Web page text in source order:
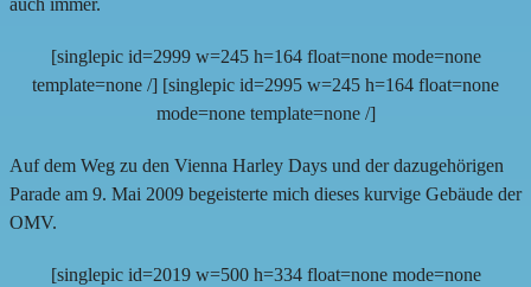
auch immer.
[singlepic id=2999 w=245 h=164 float=none mode=none
template=none /] [singlepic id=2995 w=245 h=164 float=none
mode=none template=none /]
Auf dem Weg zu den Vienna Harley Days und der dazugehörigen
Parade am 9. Mai 2009 begeisterte mich dieses kurvige Gebäude der
OMV.
[singlepic id=2019 w=500 h=334 float=none mode=none